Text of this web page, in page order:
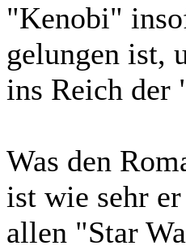
"Kenobi"
gelungen ist,
ins Reich der
Was den
ist wie sehr
allen "Star